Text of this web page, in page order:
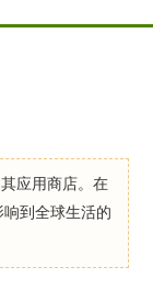
应用商店。在
到全球生活的